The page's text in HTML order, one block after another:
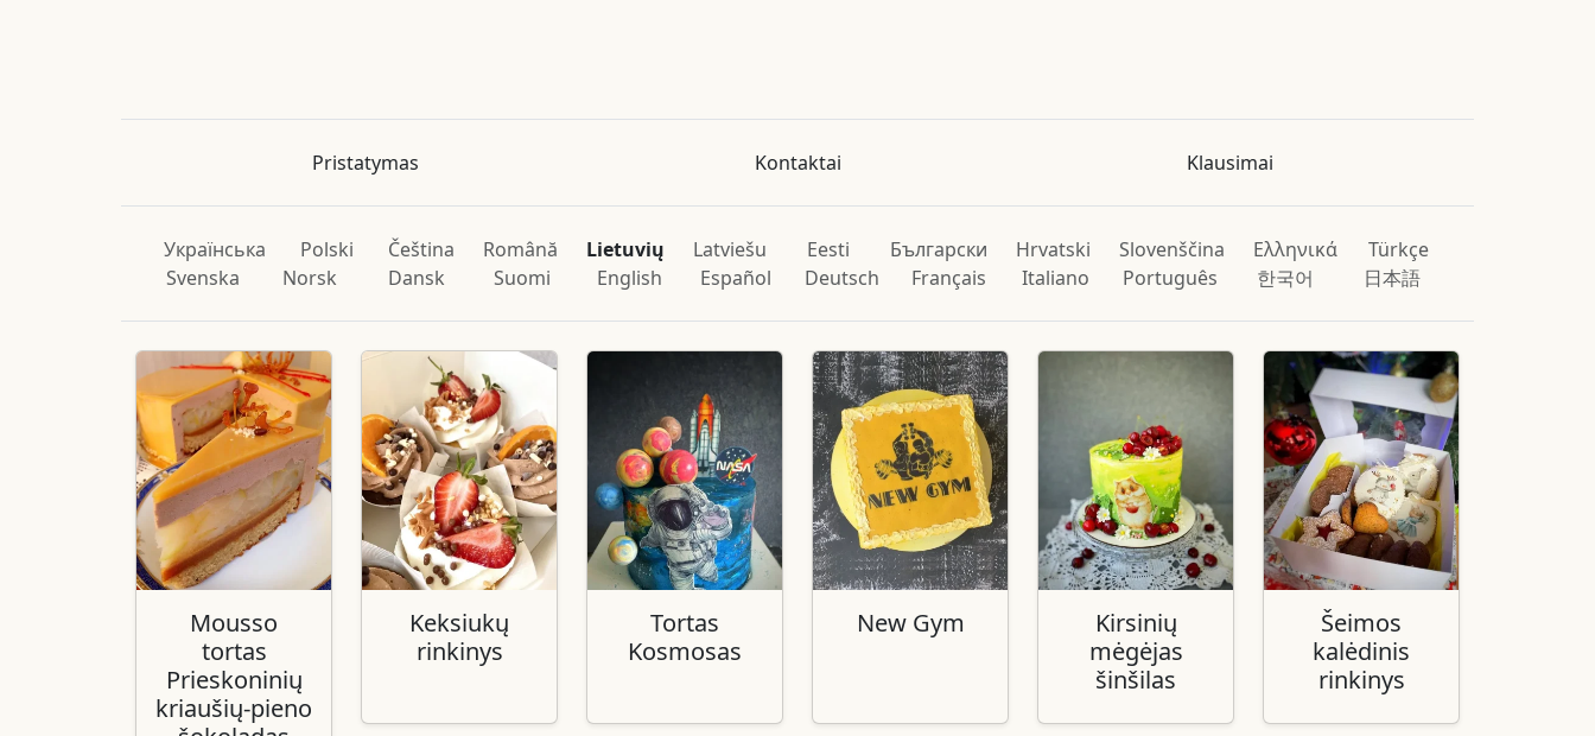
Pristatymas Kontaktai Klausimai
Українська Polski Čeština Română Lietuvių Latviešu Eesti Български Hrvatski Slovenščina Ελληνικά
Türkçe
Svenska
Norsk Dansk Suomi English Español Deutsch Français Italiano Português 한국어 日本語
Mousso
tortas
Prieskoninių
kriaušių-pieno
Keksiukų
rinkinys
Tortas
Kosmosas
New Gym
Kirsinių
mėgėjas
šinšilas
Šeimos
kalėdinis
rinkinys